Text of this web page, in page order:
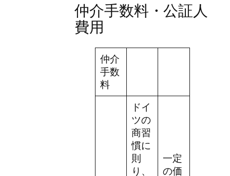
仲介手数料・公証人
費用
仲介
手数
料
ドイ
ツの
商習
慣に
則
り、
一定
の価